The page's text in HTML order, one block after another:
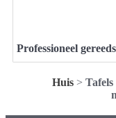
Professioneel
Huis >